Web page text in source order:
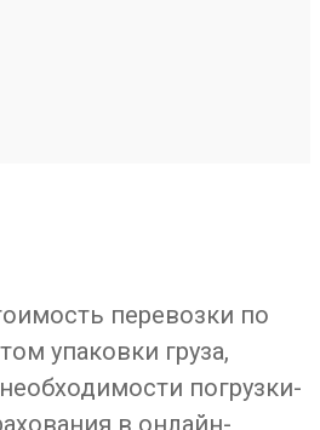
перевозки по
упаковки груза,
погрузки-
в онлайн-